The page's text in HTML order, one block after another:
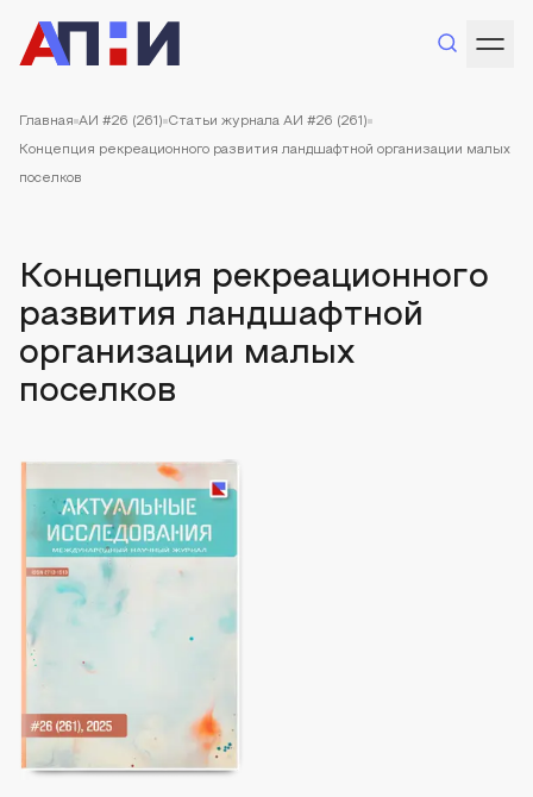
Главная АИ #26 (261) Статьи журнала АИ #26 (261)
Концепция рекреационного развития ландшафтной организации малых
поселков
Концепция рекреационного
развития ландшафтной
организации малых
поселков